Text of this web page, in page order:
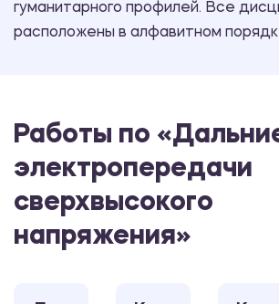
гуманитарного профилей. Все
расположены в алфавитном
Работы по
электропередачи
сверхвысокого
напряжения»